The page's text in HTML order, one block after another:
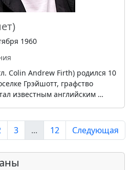
1960
Colin Andrew Firth) родился 10
Грэйшотт, графство
известным английским …
3 ... 12 Следующая